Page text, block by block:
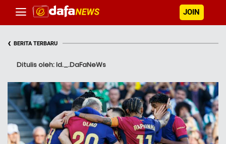
JOIN
‹ BERITA TERBARU
Ditulis oleh: Id._.DaFaNeWs